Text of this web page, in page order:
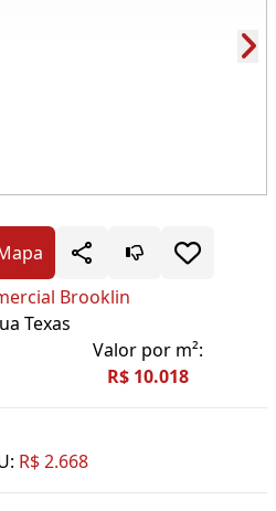
Brooklin
Texas
Valor por m²:
R$ 10.018
R$ 2.668